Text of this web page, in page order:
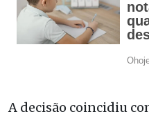
A decisão coincidiu